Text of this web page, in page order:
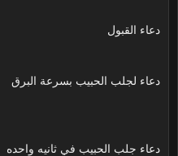
دعاء القبول
دعاء لجلب الحبيب بسرعة البرق
دعاء جلب الحبيب في ثانيه واحده